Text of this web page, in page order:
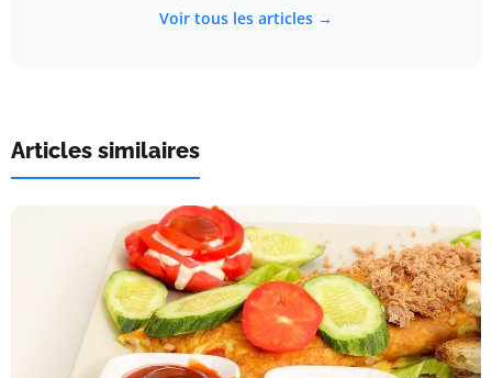
Voir tous les articles →
Articles similaires